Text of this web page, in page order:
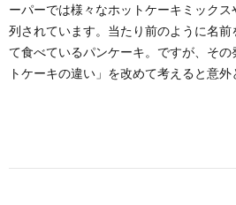
ーパーでは様々なホットケーキミック
列されています。当たり前のように名
て食べているパンケーキ。ですが、そ
トケーキの違い」を改めて考えると意外